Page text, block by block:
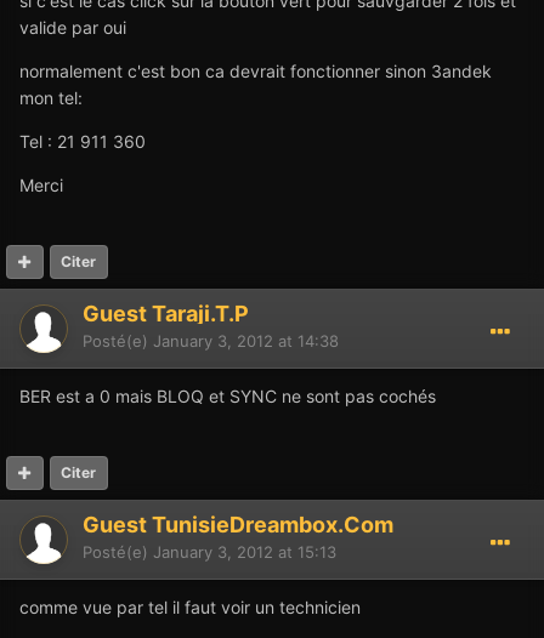
valide par oui
normalement c'est bon ca devrait fonctionner sinon 3andek
mon tel:
Tel : 21 911 360
Merci
Citer
Guest Taraji.T.P
Posté(e) January 3, 2012 at 14:38
BER est a 0 mais BLOQ et SYNC ne sont pas cochés
Citer
Guest TunisieDreambox.Com
Posté(e) January 3, 2012 at 15:13
comme vue par tel il faut voir un technicien